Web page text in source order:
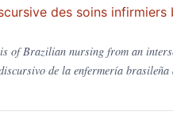
des soins
of Brazilian nursing from an
de la enfermería brasileña